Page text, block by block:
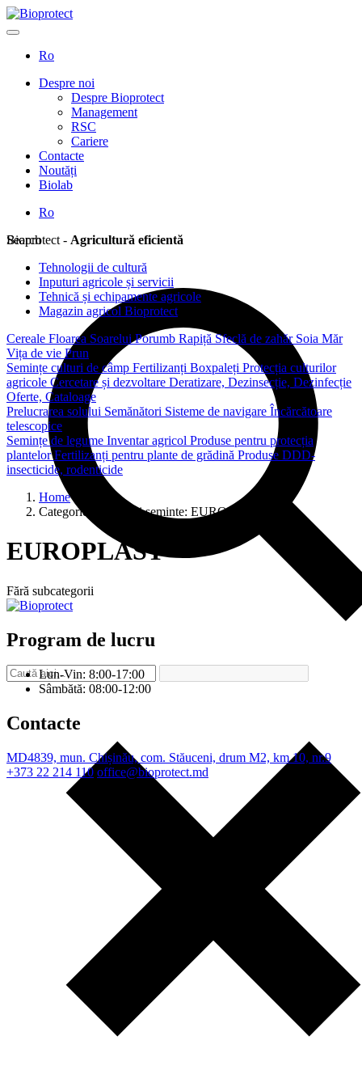
Ro
Despre noi
Despre Bioprotect
Management
RSC
Cariere
Contacte
Noutăți
Biolab
Ro
Search
Bioprotect - Agricultură eficientă
Tehnologii de cultură
Inputuri agricole și servicii
Tehnică și echipamente agricole
Magazin agricol Bioprotect
Cereale Floarea SoareluiPorumb Rapiță Sfeclă de zahăr Soia Măr
Vița de vie Prun
Semințe culturi de câmp Fertilizanți Boxpaleți Protecția culturilor
agricole Cercetare și dezvoltare Deratizare, Dezinsecție, Dezinfecție
Oferte, Cataloage
Prelucrarea solului Semănători Sisteme de navigare Încărcătoare
telescopice
Semințe de legume Inventar agricol Produse pentru protecția
plantelorFertilizanți pentru plante de grădină Produse DDD-
insecticide, rodenticide
Home
Categorie inputuri si seminte: EUROPLAST
EUROPLAST
Fără subcategorii
Program de lucru
Lun-Vin: 8:00-17:00
Sâmbătă: 08:00-12:00
Contacte
MD4839, mun. Chișinău, com. Stăuceni, drum M2, km 10, nr.9
+373 22 214 110 office@bioprotect.md